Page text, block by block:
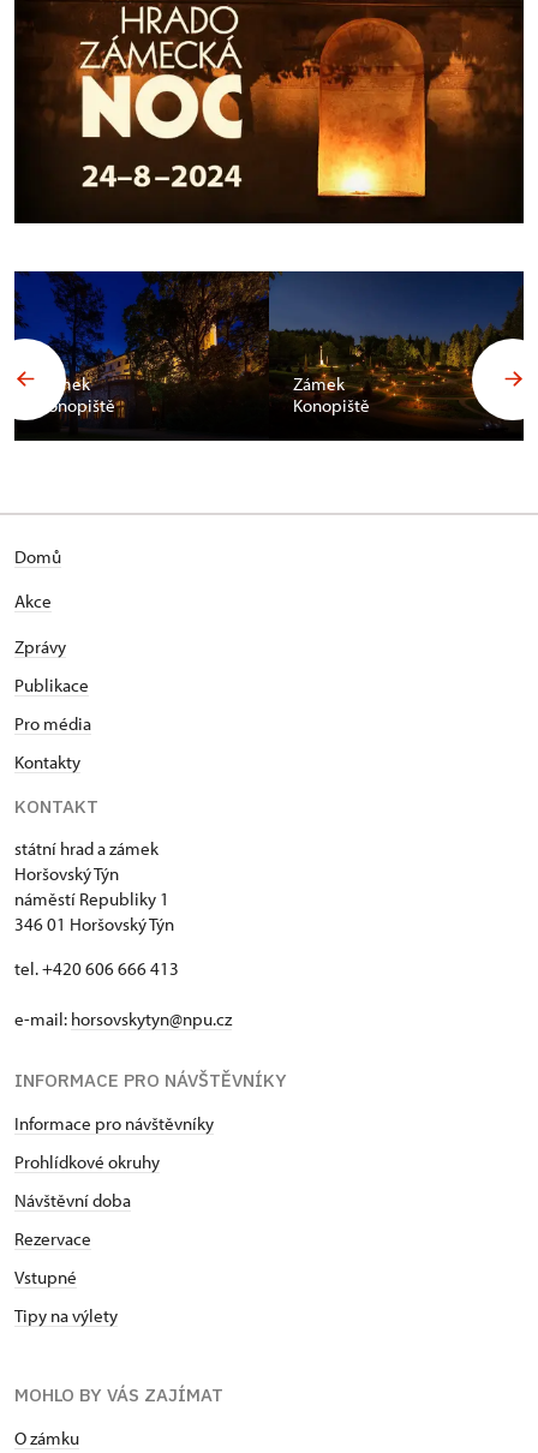
Zámek
Konopiště
Zámek
Konopiště
Domů
Akce
Zprávy
Publikace
Pro média
Kontakty
KONTAKT
státní hrad a zámek
Horšovský Týn
náměstí Republiky 1
346 01 Horšovský Týn
tel. +420 606 666 413
e-mail: horsovskytyn@npu.cz
INFORMACE PRO NÁVŠTĚVNÍKY
Informace pro návštěvníky
Prohlídkové okruhy
Návštěvní doba
Rezervace
Vstupné
Tipy na výlety
MOHLO BY VÁS ZAJÍMAT
O zámku